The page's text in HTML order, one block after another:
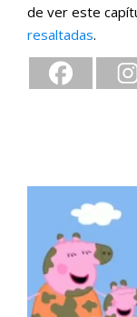
de ver este
resaltadas.
[wp-video-floater]